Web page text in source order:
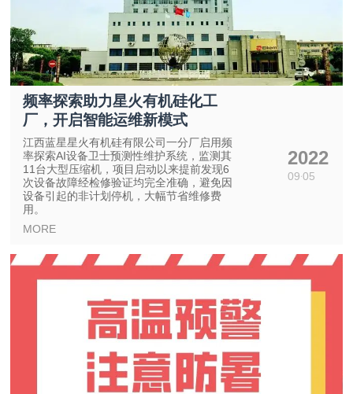
频率探索助力星火有机硅化工
厂，开启智能运维新模式
江西蓝星星火有机硅有限公司一分厂启用频
率探索AI设备卫士预测性维护系统，监测其
11台大型压缩机，项目启动以来提前发现6
次设备故障经检修验证均完全准确，避免因
设备引起的非计划停机，大幅节省维修费
用。
MORE
2022
09 05